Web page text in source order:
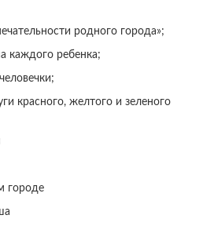
родного города»;
каждого ребенка;
красного, желтого и зеленого
городе